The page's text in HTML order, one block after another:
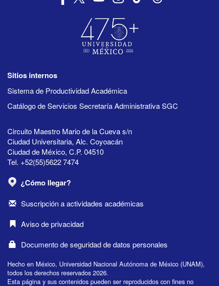
Sitios internos
Sistema de Productividad Académica
Catálogo de Servicios Secretaría Administrativa SGC
Circuito Maestro Mario de la Cueva s/n
Ciudad Universitaria, Alc. Coyoacán
Ciudad de México, C.P. 04510
Tel. +52(55)5622 7474
¿Cómo llegar?
Suscripción a actividades académicas
Aviso de privacidad
Documento de seguridad de datos personales
Hecho en México, Universidad Nacional Autónoma de México (UNAM),
todos los derechos reservados 2026.
Esta página y sus contenidos pueden ser reproducidos con fines no